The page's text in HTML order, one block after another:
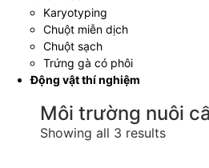
Karyotyping
Chuột miễn dịch
Chuột sạch
Trứng gà có phôi
Động vật thí nghiệm
Môi trường nuôi
Showing all 3 results